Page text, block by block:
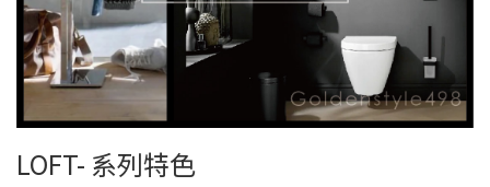
LOFT- 系列特色